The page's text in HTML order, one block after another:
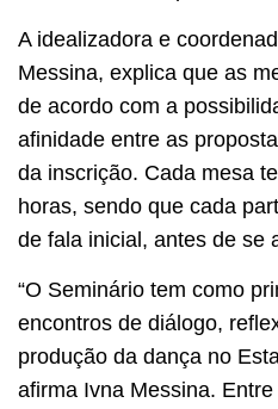
A idealizadora e
Messina, explica que as
de acordo com a
afinidade entre as
da inscrição. Cada mesa
horas, sendo que cada
de fala inicial, antes de se
“O Seminário tem como
encontros de diálogo,
produção da dança no
afirma Ivna Messina.